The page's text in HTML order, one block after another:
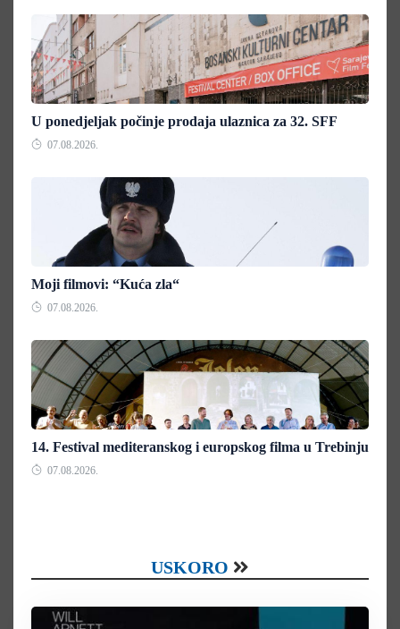
U ponedjeljak počinje prodaja ulaznica za 32. SFF
07.08.2026.
Moji filmovi: “Kuća zla“
07.08.2026.
14. Festival mediteranskog i europskog filma u Trebinju
07.08.2026.
USKORO